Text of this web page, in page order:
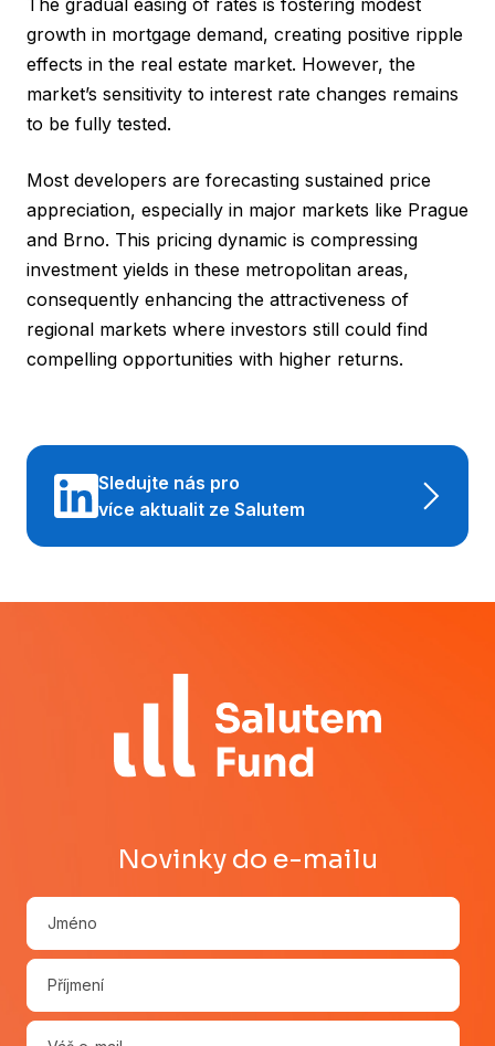
growth in mortgage demand, creating positive ripple
effects in the real estate market. However, the
market’s sensitivity to interest rate changes remains
to be fully tested.
Most developers are forecasting sustained price
appreciation, especially in major markets like Prague
and Brno. This pricing dynamic is compressing
investment yields in these metropolitan areas,
consequently enhancing the attractiveness of
regional markets where investors still could find
compelling opportunities with higher returns.
Sledujte nás pro
více aktualit ze Salutem
Novinky do e-mailu